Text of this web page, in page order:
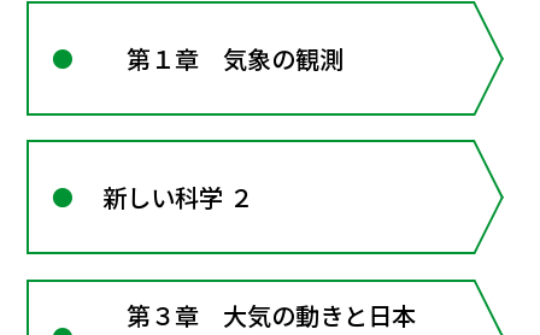
第１章 気象の観測
新しい科学 ２
第３章 大気の動きと日本